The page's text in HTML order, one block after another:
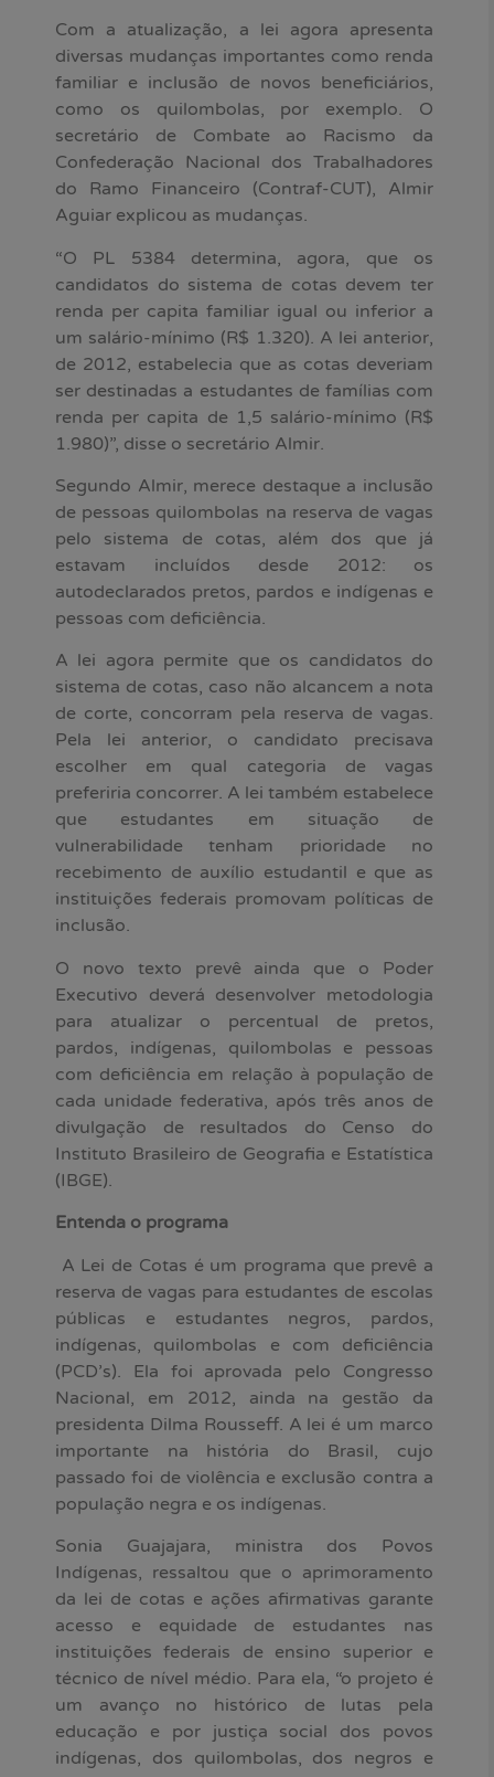
Com a atualização, a lei agora apresenta
diversas mudanças importantes como renda
familiar e inclusão de novos beneficiários,
como os quilombolas, por exemplo. O
secretário de Combate ao Racismo da
Confederação Nacional dos Trabalhadores
do Ramo Financeiro (Contraf-CUT), Almir
Aguiar explicou as mudanças.
“O PL 5384 determina, agora, que os
candidatos do sistema de cotas devem ter
renda per capita familiar igual ou inferior a
um salário-mínimo (R$ 1.320). A lei anterior,
de 2012, estabelecia que as cotas deveriam
ser destinadas a estudantes de famílias com
renda per capita de 1,5 salário-mínimo (R$
1.980)”, disse o secretário Almir.
Segundo Almir, merece destaque a inclusão
de pessoas quilombolas na reserva de vagas
pelo sistema de cotas, além dos que já
estavam incluídos desde 2012: os
autodeclarados pretos, pardos e indígenas e
pessoas com deficiência.
A lei agora permite que os candidatos do
sistema de cotas, caso não alcancem a nota
de corte, concorram pela reserva de vagas.
Pela lei anterior, o candidato precisava
escolher em qual categoria de vagas
preferiria concorrer. A lei também estabelece
que estudantes em situação de
vulnerabilidade tenham prioridade no
recebimento de auxílio estudantil e que as
instituições federais promovam políticas de
inclusão.
O novo texto prevê ainda que o Poder
Executivo deverá desenvolver metodologia
para atualizar o percentual de pretos,
pardos, indígenas, quilombolas e pessoas
com deficiência em relação à população de
cada unidade federativa, após três anos de
divulgação de resultados do Censo do
Instituto Brasileiro de Geografia e Estatística
(IBGE).
Entenda o programa
A Lei de Cotas é um programa que prevê a
reserva de vagas para estudantes de escolas
públicas e estudantes negros, pardos,
indígenas, quilombolas e com deficiência
(PCD’s). Ela foi aprovada pelo Congresso
Nacional, em 2012, ainda na gestão da
presidenta Dilma Rousseff. A lei é um marco
importante na história do Brasil, cujo
passado foi de violência e exclusão contra a
população negra e os indígenas.
Sonia Guajajara, ministra dos Povos
Indígenas, ressaltou que o aprimoramento
da lei de cotas e ações afirmativas garante
acesso e equidade de estudantes nas
instituições federais de ensino superior e
técnico de nível médio. Para ela, “o projeto é
um avanço no histórico de lutas pela
educação e por justiça social dos povos
indígenas, dos quilombolas, dos negros e